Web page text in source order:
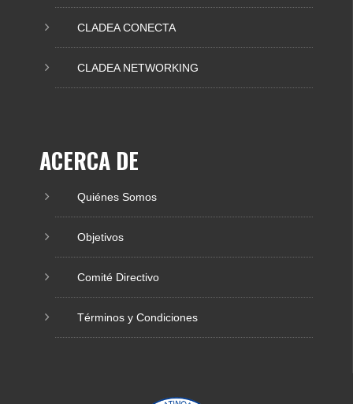
CLADEA CONECTA
CLADEA NETWORKING
ACERCA DE
Quiénes Somos
Objetivos
Comité Directivo
Términos y Condiciones